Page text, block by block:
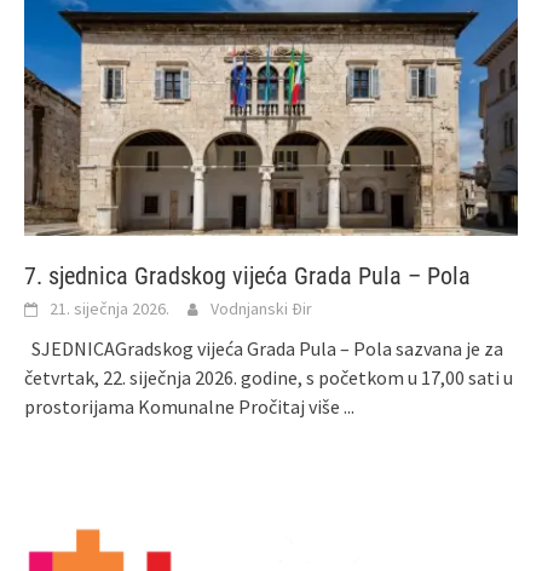
7. sjednica Gradskog vijeća Grada Pula – Pola
21. siječnja 2026. Vodnjanski Đir
SJEDNICAGradskog vijeća Grada Pula – Pola sazvana je za
četvrtak, 22. siječnja 2026. godine, s početkom u 17,00 sati u
prostorijama Komunalne Pročitaj više ...